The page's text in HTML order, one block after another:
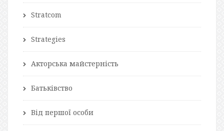
Stratcom
Strategies
Акторська майстерність
Батьківство
Від першої особи